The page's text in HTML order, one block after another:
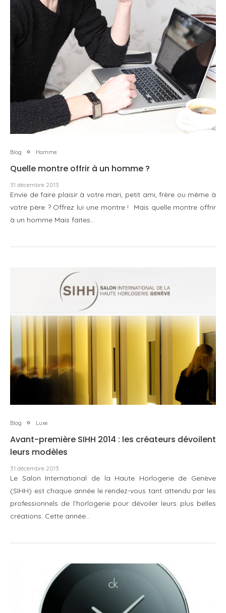
Blog Homme
Quelle montre offrir à un homme ?
31 décembre 2013
Envie de faire plaisir à votre mari, petit ami, frère ou même à
votre père ? Offrez lui une montre ! Mais quelle montre offrir
à un homme Mais faites…
Blog Luxe
Avant-première SIHH 2014 : les créateurs dévoilent
leurs modèles
31 décembre 2013
Le Salon International de la Haute Horlogerie de Genève
(SIHH) est chaque année le rendez-vous tant attendu par les
professionnels de l’horlogerie pour dévoiler leurs plus belles
créations. Cette année…